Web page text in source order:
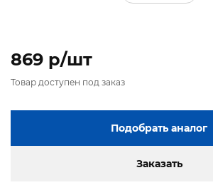
869 p/шт
Товар доступен под заказ
Подобрать аналог
Заказать